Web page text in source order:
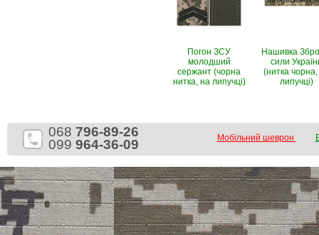
Погон ЗСУ
молодший
сержант (чорна
нитка, на липучці)
Нашивка
сили
(нитка
липучці)
068 796-89-26
099 964-36-09 Мобільний шеврон